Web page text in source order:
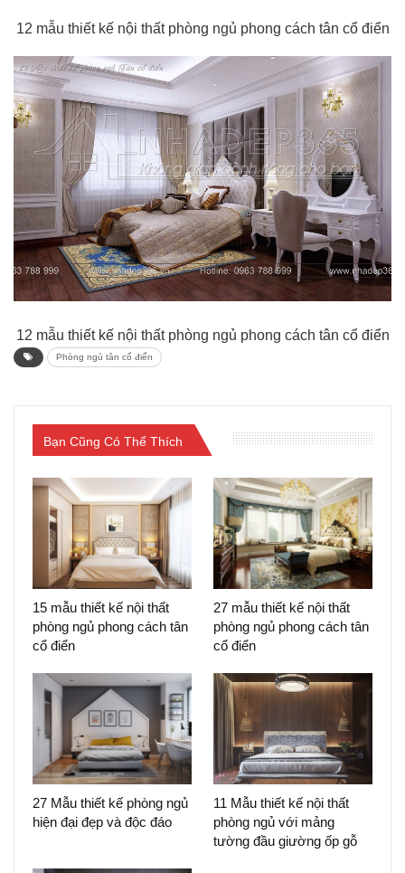
12 mẫu thiết kế nội thất phòng ngủ phong cách tân cổ điển
12 mẫu thiết kế nội thất phòng ngủ phong cách tân cổ điển
Phòng ngủ tân cổ điển
Bạn Cũng Có Thể Thích
15 mẫu thiết kế nội thất
phòng ngủ phong cách tân
cổ điển
27 mẫu thiết kế nội thất
phòng ngủ phong cách tân
cổ điển
27 Mẫu thiết kế phòng ngủ
hiện đại đẹp và độc đáo
11 Mẫu thiết kế nội thất
phòng ngủ với mảng
tường đầu giường ốp gỗ